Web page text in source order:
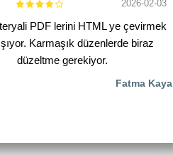
2026-02-03
PDF lerini HTML ye çevirmek
Karmaşık düzenlerde biraz
düzeltme gerekiyor.
Fatma Kaya